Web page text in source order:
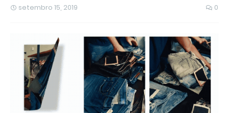
setembro 15, 2019 0